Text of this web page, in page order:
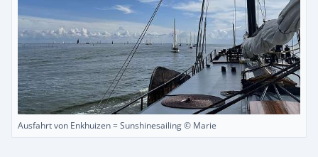
Ausfahrt von Enkhuizen = Sunshinesailing © Marie